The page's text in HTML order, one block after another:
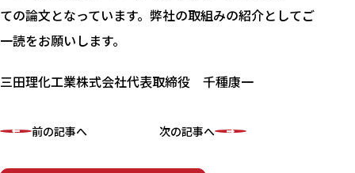
ての論文となっています。弊社の取組みの紹介としてご
一読をお願いします。
三田理化工業株式会社代表取締役 千種康一
前の記事へ 次の記事へ